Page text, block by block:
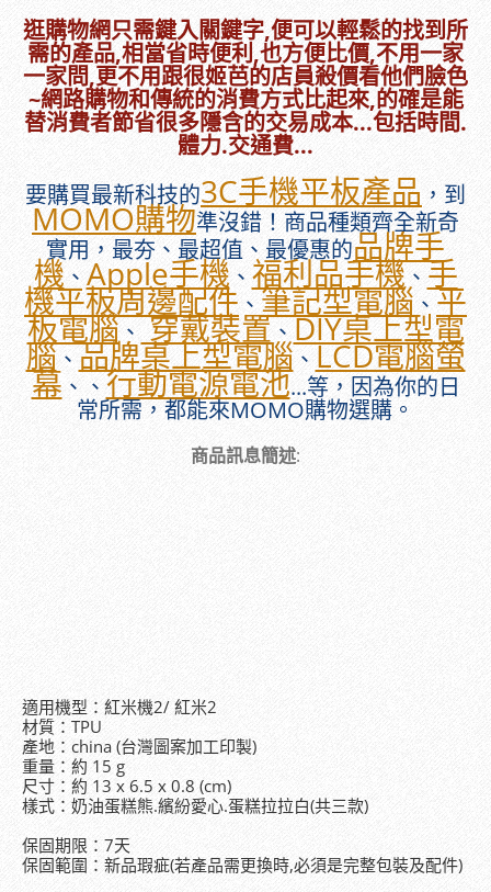
逛購物網只需鍵入關鍵字,便可以輕鬆的找到所
需的產品,相當省時便利,也方便比價,不用一家
一家問,更不用跟很姬芭的店員殺價看他們臉色
~網路購物和傳統的消費方式比起來,的確是能
替消費者節省很多隱含的交易成本...包括時間.
體力.交通費...
要購買最新科技的3C手機平板產品 ，到
MOMO購物準沒錯！商品種類齊全新奇
實用，最夯、最超值、最優惠的品牌手
機 、 Apple手機 、 福利品手機 、 手
機平板周邊配件 、 筆記型電腦 、 平
板電腦 、 穿戴裝置 、 DIY桌上型電
腦 、 品牌桌上型電腦 、 LCD電腦螢
幕 、、 行動電源電池...等，因為你的日
常所需，都能來MOMO購物選購。
商品訊息簡述:
適用機型：紅米機2/ 紅米2
材質：TPU
產地：china (台灣圖案加工印製)
重量：約 15 g
尺寸：約 13 x 6.5 x 0.8 (cm)
樣式：奶油蛋糕熊.繽紛愛心.蛋糕拉拉白(共三款)
保固期限：7天
保固範圍：新品瑕疵(若產品需更換時,必須是完整包裝及配件)